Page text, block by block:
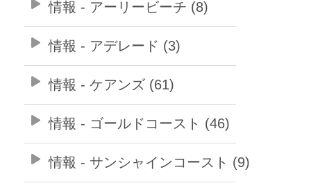
情報 - アーリービーチ (8)
情報 - アデレード (3)
情報 - ケアンズ (61)
情報 - ゴールドコースト (46)
情報 - サンシャインコースト (9)